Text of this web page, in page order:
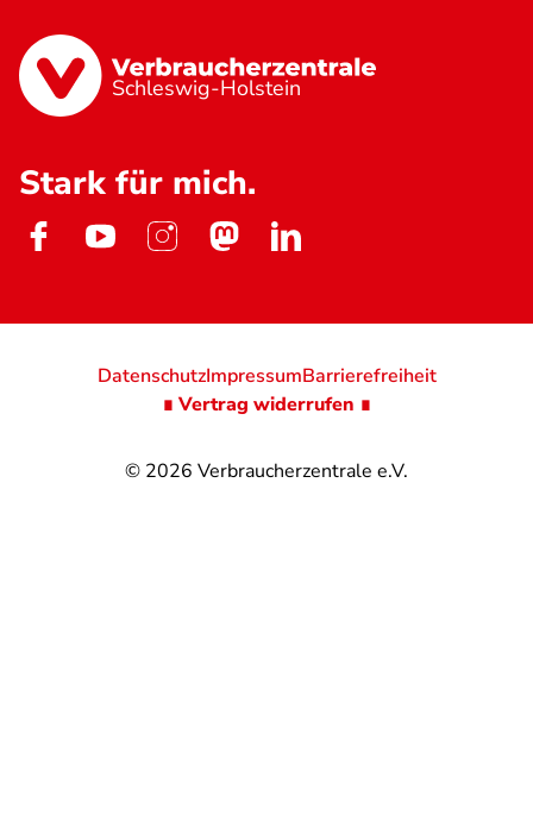
Schleswig-Holstein
Stark für mich.
© 2026 Verbraucherzentrale e.V.
DatenschutzImpressumBarrierefreiheit
∎ Vertrag widerrufen ∎